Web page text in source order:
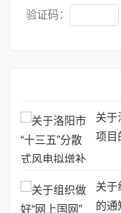
验证码：
关于
项目
关于
的通